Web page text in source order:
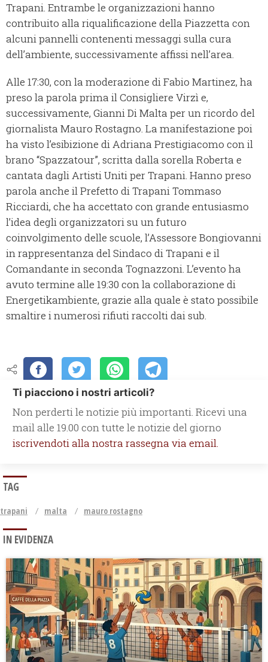
Trapani. Entrambe le organizzazioni hanno
contribuito alla riqualificazione della Piazzetta con
alcuni pannelli contenenti messaggi sulla cura
dell’ambiente, successivamente affissi nell’area.
Alle 17:30, con la moderazione di Fabio Martinez, ha
preso la parola prima il Consigliere Virzì e,
successivamente, Gianni Di Malta per un ricordo del
giornalista Mauro Rostagno. La manifestazione poi
ha visto l’esibizione di Adriana Prestigiacomo con il
brano “Spazzatour”, scritta dalla sorella Roberta e
cantata dagli Artisti Uniti per Trapani. Hanno preso
parola anche il Prefetto di Trapani Tommaso
Ricciardi, che ha accettato con grande entusiasmo
l’idea degli organizzatori su un futuro
coinvolgimento delle scuole, l’Assessore Bongiovanni
in rappresentanza del Sindaco di Trapani e il
Comandante in seconda Tognazzoni. L’evento ha
avuto termine alle 19:30 con la collaborazione di
Energetikambiente, grazie alla quale è stato possibile
smaltire i numerosi rifiuti raccolti dai sub.
Ti piacciono i nostri articoli?
Non perderti le notizie più importanti. Ricevi una
mail alle 19.00 con tutte le notizie del giorno
iscrivendoti alla nostra rassegna via email.
TAG
trapani malta mauro rostagno
IN EVIDENZA